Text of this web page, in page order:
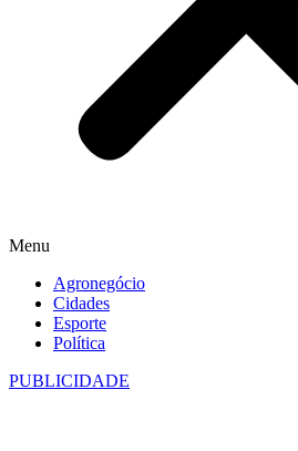
Menu
Agronegócio
Cidades
Esporte
Política
PUBLICIDADE